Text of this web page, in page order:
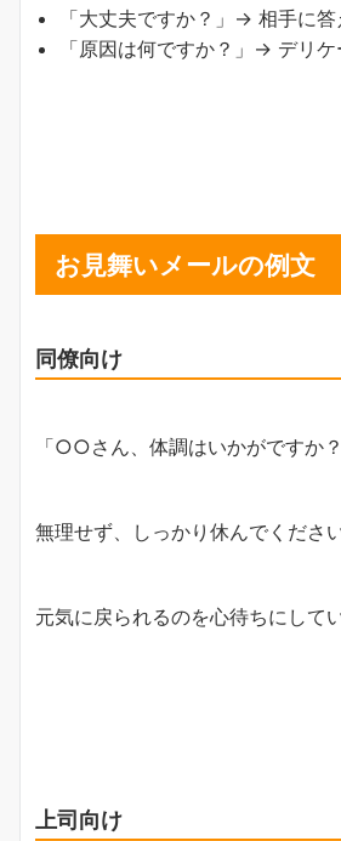
「大丈夫ですか？」→ 相手に
「原因は何ですか？」→ デリ
お見舞いメールの例文
同僚向け
「○○さん、体調はいかがですか？
無理せず、しっかり休んでください
元気に戻られるのを心待ちにして
上司向け